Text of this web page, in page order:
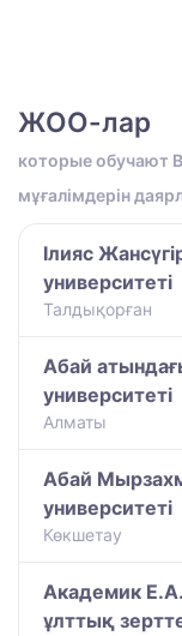
ЖОО-лар
которые обучают
мұғалімдерін
Ілияс
университеті
Талдықорған
Абай
университеті
Алматы
Абай
университеті
Көкшетау
Академик
ұлттық